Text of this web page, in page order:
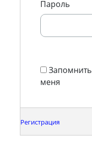
Пароль
Запомнить
меня
Регистрация